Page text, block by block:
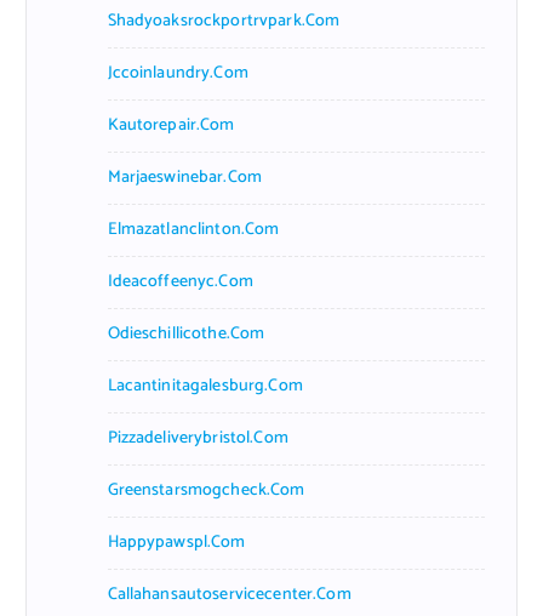
Shadyoaksrockportrvpark.com
Jccoinlaundry.com
Kautorepair.com
Marjaeswinebar.com
Elmazatlanclinton.com
Ideacoffeenyc.com
Odieschillicothe.com
Lacantinitagalesburg.com
Pizzadeliverybristol.com
Greenstarsmogcheck.com
Happypawspl.com
Callahansautoservicecenter.com